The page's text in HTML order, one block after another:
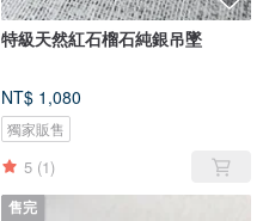
特級天然紅石榴石純銀吊墜
NT$ 1,080
獨家販售
5 (1)
售完